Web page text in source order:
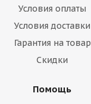
Условия оплаты
Условия доставки
Гарантия на товар
Скидки
Помощь